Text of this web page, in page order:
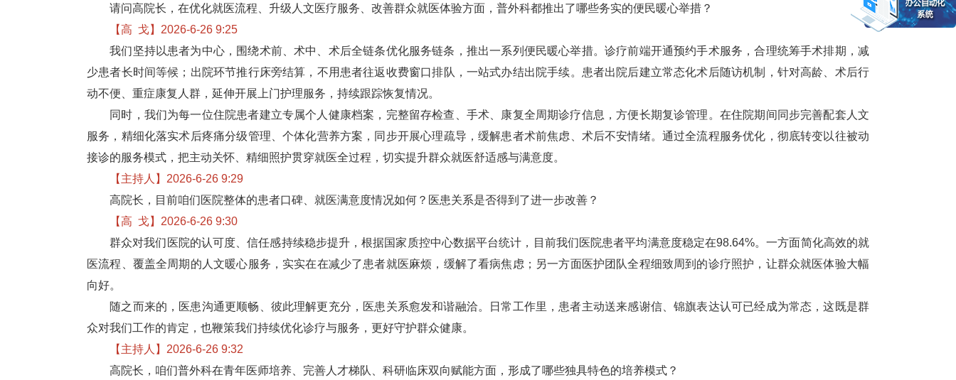
请问高院长，在优化就医流程、升级人文医疗服务、改善群众就医体验方面，普外科都推出了哪些务实的便民暖心举措？
【高 戈】2026-6-26 9:25
我们坚持以患者为中心，围绕术前、术中、术后全链条优化服务链条，推出一系列便民暖心举措。诊疗前端开通预约手术服务，合理统筹手术排期，减
少患者长时间等候；出院环节推行床旁结算，不用患者往返收费窗口排队，一站式办结出院手续。患者出院后建立常态化术后随访机制，针对高龄、术后行
动不便、重症康复人群，延伸开展上门护理服务，持续跟踪恢复情况。
同时 ， 我们为每一位住院患者建立专属个人健康档案，完整留存检查、手术、康复全周期诊疗信息，方便长期复诊管理。在住院期间同步完善配套人文
服务，精细化落实术后疼痛分级管理、个体化营养方案，同步开展心理疏导，缓解患者术前焦虑、术后不安情绪。通过全流程服务优化，彻底转变以往被动
接诊的服务模式，把主动关怀、精细照护贯穿就医全过程，切实提升群众就医舒适感与满意度。
【主持人】2026-6-26 9:29
高院长，目前咱们医院整体的患者口碑、就医满意度情况如何？医患关系是否得到了进一步改善？
【高 戈】2026-6-26 9:30
群众对我们医院的认可度、信任感持续稳步提升，根据国家质控中心数据平台统计， 目前我们医院患者平均满意度稳定在98.64%。一方面简化高效的就
医流程、覆盖全周期的人文暖心服务，实实在在减少了患者就医麻烦，缓解了看病焦虑；另一方面医护团队全程细致周到的诊疗照护，让群众就医体验大幅
向好。
随之而来的，医患沟通更顺畅、彼此理解更充分，医患关系愈发和谐融洽。日常工作里，患者主动送来感谢信、锦旗表达认可已经成为常态，这既是群
众对我们工作的肯定，也鞭策我们持续优化诊疗与服务，更好守护群众健康。
【主持人】2026-6-26 9:32
高院长，咱们普外科在青年医师培养、完善人才梯队、科研临床双向赋能方面，形成了哪些独具特色的培养模式？